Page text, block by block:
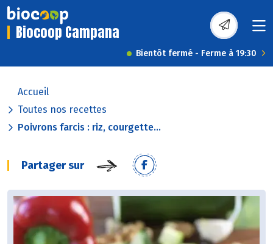
Biocoop Campana
Bientôt fermé - Ferme à 19:30
Accueil
Toutes nos recettes
Poivrons farcis : riz, courgette...
Partager sur